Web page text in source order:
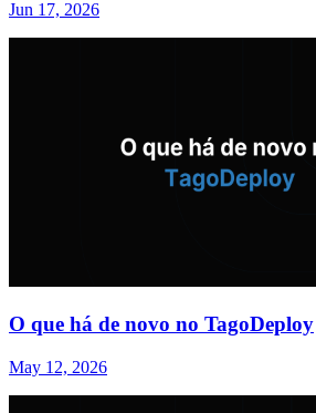
Jun 17, 2026
O que há de novo no TagoDeploy
May 12, 2026